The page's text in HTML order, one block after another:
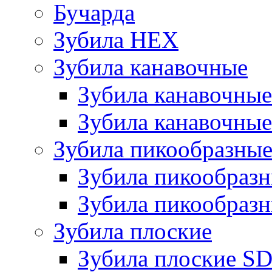
Бучарда
Зубила HEX
Зубила канавочные
Зубила
Зубила
Зубила пикообразные
Зубила
Зубила
Зубила плоские
Зубила плоские